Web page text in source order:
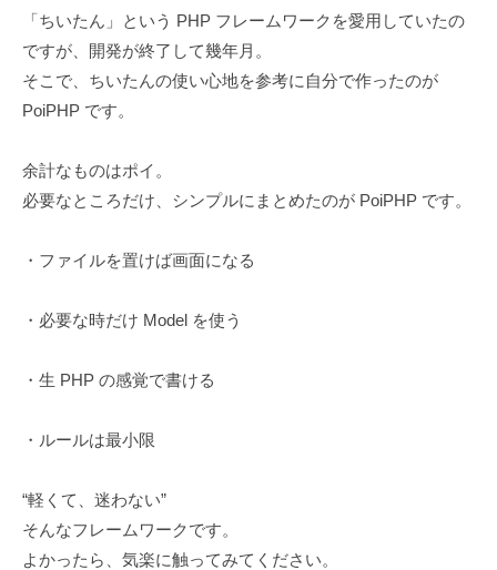
「ちいたん」という PHP フレームワークを愛用していたの
ですが、開発が終了して幾年月。
そこで、ちいたんの使い心地を参考に自分で作ったのが
PoiPHP です。
余計なものはポイ。
必要なところだけ、シンプルにまとめたのが PoiPHP です。
・ファイルを置けば画面になる
・必要な時だけ Model を使う
・生 PHP の感覚で書ける
・ルールは最小限
“軽くて、迷わない”
そんなフレームワークです。
よかったら、気楽に触ってみてください。